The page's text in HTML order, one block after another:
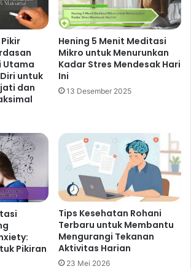
Utama
untuk
dan
Hening 5 Menit Meditasi
Mikro untuk Menurunkan
Kadar Stres Mendesak Hari
Ini
13 Desember 2025
Pikiran
Tips Kesehatan Rohani
Terbaru untuk Membantu
Mengurangi Tekanan
Aktivitas Harian
23 Mei 2026